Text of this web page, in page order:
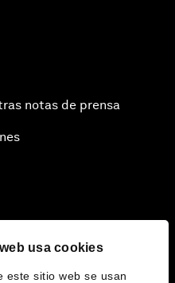
usa cookies
este sitio web se usan
notas de prensa